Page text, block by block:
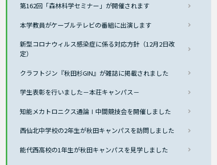
第162回「森林科学セミナー」が開催されます
本学教員がケーブルテレビの番組に出演します
新型コロナウィルス感染症に係る対応方針（12月2日改
定）
クラフトジン『秋田杉GIN』が雑誌に掲載されました
学生表彰を行いました－本荘キャンパス－
知能メカトロニクス通論Ⅰ中間競技会を開催しました
西仙北中学校の2年生が秋田キャンパスを訪問しました
能代西高校の1年生が秋田キャンパスを見学しました